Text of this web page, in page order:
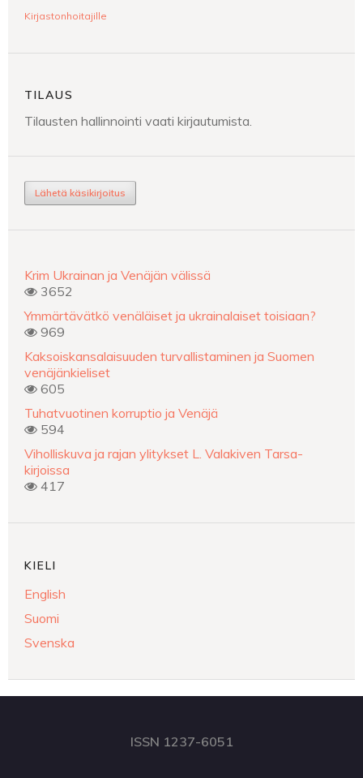
Kirjastonhoitajille
TILAUS
Tilausten hallinnointi vaati kirjautumista.
Lähetä käsikirjoitus
Krim Ukrainan ja Venäjän välissä
3652
Ymmärtävätkö venäläiset ja ukrainalaiset toisiaan?
969
Kaksoiskansalaisuuden turvallistaminen ja Suomen
venäjänkieliset
605
Tuhatvuotinen korruptio ja Venäjä
594
Viholliskuva ja rajan ylitykset L. Valakiven Tarsa-
kirjoissa
417
KIELI
English
Suomi
Svenska
ISSN 1237-6051